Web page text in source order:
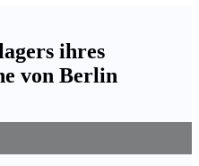
ihres
von Berlin